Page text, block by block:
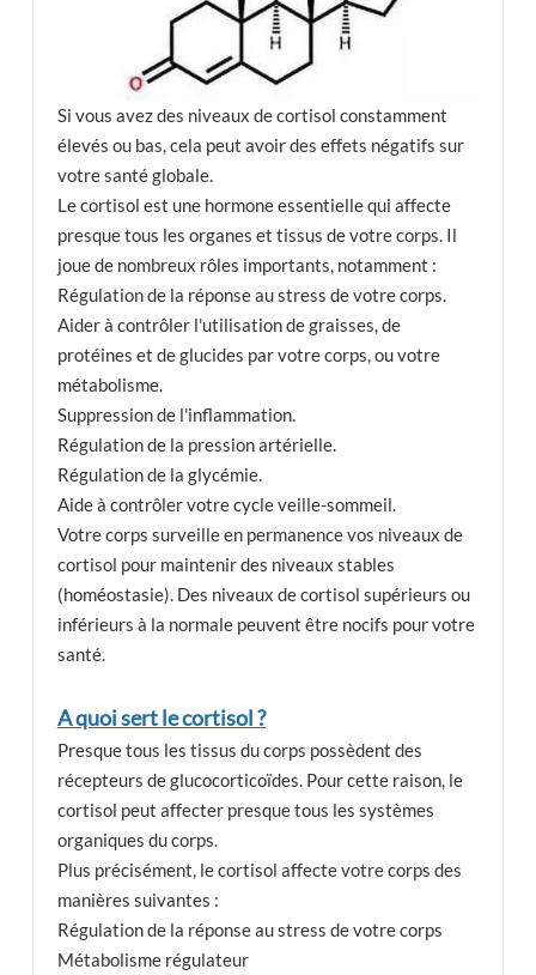
Si vous avez des niveaux de cortisol constamment
élevés ou bas, cela peut avoir des effets négatifs sur
votre santé globale.
Le cortisol est une hormone essentielle qui affecte
presque tous les organes et tissus de votre corps. Il
joue de nombreux rôles importants, notamment :
Régulation de la réponse au stress de votre corps.
Aider à contrôler l'utilisation de graisses, de
protéines et de glucides par votre corps, ou votre
métabolisme.
Suppression de l'inflammation.
Régulation de la pression artérielle.
Régulation de la glycémie.
Aide à contrôler votre cycle veille-sommeil.
Votre corps surveille en permanence vos niveaux de
cortisol pour maintenir des niveaux stables
(homéostasie). Des niveaux de cortisol supérieurs ou
inférieurs à la normale peuvent être nocifs pour votre
santé.
A quoi sert le cortisol ?
Presque tous les tissus du corps possèdent des
récepteurs de glucocorticoïdes. Pour cette raison, le
cortisol peut affecter presque tous les systèmes
organiques du corps.
Plus précisément, le cortisol affecte votre corps des
manières suivantes :
Régulation de la réponse au stress de votre corps
Métabolisme régulateur